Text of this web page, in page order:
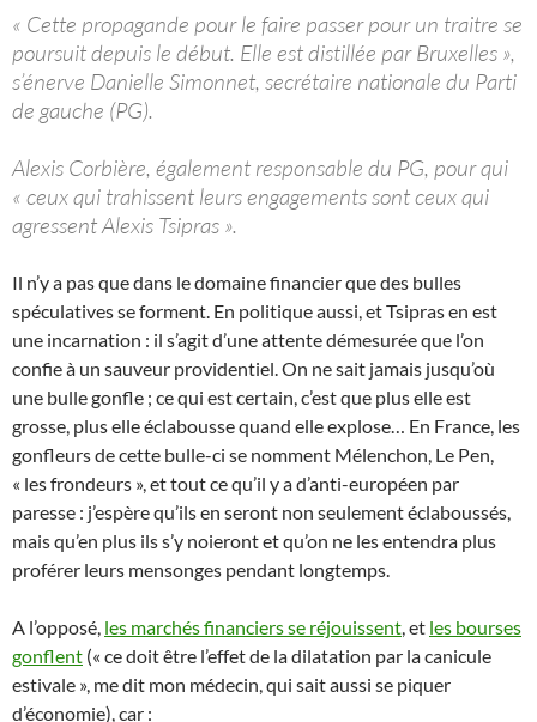
« Cette propagande pour le faire passer pour un traitre se
poursuit depuis le début. Elle est distillée par Bruxelles »,
s’énerve Danielle Simonnet, secrétaire nationale du Parti
de gauche (PG).
Alexis Corbière, également responsable du PG, pour qui
« ceux qui trahissent leurs engagements sont ceux qui
agressent Alexis Tsipras ».
Il n’y a pas que dans le domaine financier que des bulles
spéculatives se forment. En politique aussi, et Tsipras en est
une incarnation : il s’agit d’une attente démesurée que l’on
confie à un sauveur providentiel. On ne sait jamais jusqu’où
une bulle gonfle ; ce qui est certain, c’est que plus elle est
grosse, plus elle éclabousse quand elle explose… En France, les
gonfleurs de cette bulle-ci se nomment Mélenchon, Le Pen,
« les frondeurs », et tout ce qu’il y a d’anti-européen par
paresse : j’espère qu’ils en seront non seulement éclaboussés,
mais qu’en plus ils s’y noieront et qu’on ne les entendra plus
proférer leurs mensonges pendant longtemps.
A l’opposé, les marchés financiers se réjouissent , et les bourses
gonflent (« ce doit être l’effet de la dilatation par la canicule
estivale », me dit mon médecin, qui sait aussi se piquer
d’économie), car :